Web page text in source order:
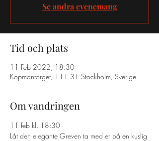
Se andra evenemang
Tid och plats
11 Feb 2022, 18:30
Köpmantorget, 111 31 Stockholm, Sverige
Om vandringen
11 feb kl. 18:30
Låt den elegante Greven ta med er på en kuslig